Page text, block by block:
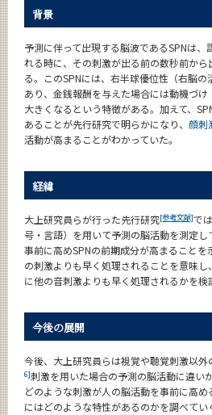
背景
予測に伴って出現する脳波であるSPNは、
れる時に、その刺激が出る前の数秒前か
る。このSPNには、右半球優位性（右脳
あり、金銭報酬を与えた場合には動機づ
大きくなるという特徴がある。加えて、
あることが先行研究で明らかになり、 顔刺
活動が高まることがわかっていた。
経緯
大上研究員らが行った先行研究[参考文献]で
号・言語）を用いて予測の脳活動を測定
事前に高めSPNの前期成分が高まること
の刺激よりも早く処理されることを意味
に他の音刺激よりも早く処理されるかを検
今後の展開
今後、大上研究員らは視覚や聴覚刺激以外
6]刺激を用いた場合の予測の脳活動に違い
どのような刺激が人の脳活動を事前に高
にはどのような特性があるのかを調べてい